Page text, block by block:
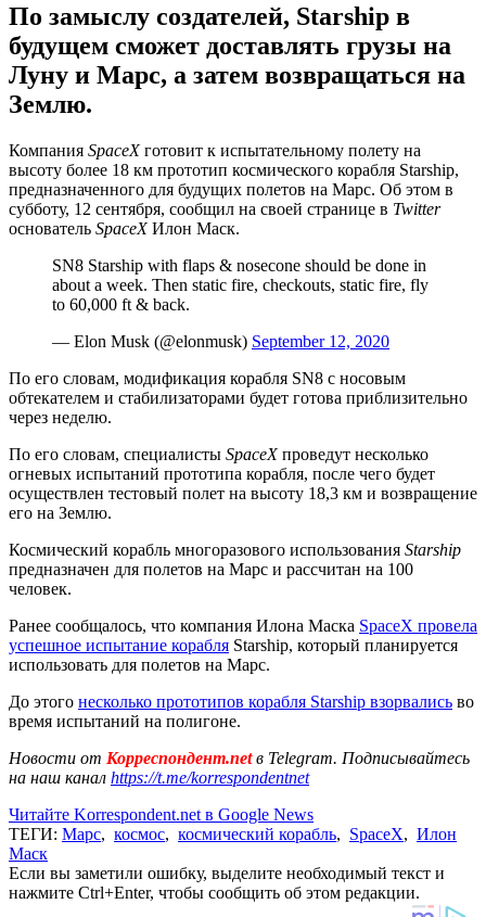
По замыслу создателей, Starship в
будущем сможет доставлять грузы на
Луну и Марс, а затем возвращаться на
Землю.
Компания SpaceXготовит к испытательному полету на
высоту более 18 км прототип космического корабля Starship,
предназначенного для будущих полетов на Марс. Об этом в
субботу, 12 сентября, сообщил на своей странице в Twitter
основатель SpaceXИлон Маск.
SN8 Starship with flaps & nosecone should be done in
about a week. Then static fire, checkouts, static fire, fly
to 60,000 ft & back.
— Elon Musk (@elonmusk) September 12, 2020
По его словам, модификация корабля SN8 с носовым
обтекателем и стабилизаторами будет готова приблизительно
через неделю.
По его словам, специалисты SpaceXпроведут несколько
огневых испытаний прототипа корабля, после чего будет
осуществлен тестовый полет на высоту 18,3 км и возвращение
его на Землю.
Космический корабль многоразового использования Starship
предназначен для полетов на Марс и рассчитан на 100
человек.
Ранее сообщалось, что компания Илона Маска SpaceX провела
успешное испытание корабля Starship, который планируется
использовать для полетов на Марс.
До этого несколько прототипов корабля Starship взорвались во
время испытаний на полигоне.
Новости от Корреспондент.netв Telegram. Подписывайтесь
на наш канал https://t.me/korrespondentnet
Читайте Korrespondent.net в Google News
ТЕГИ: Марс, космос, космический корабль, SpaceX, Илон
Маск
Если вы заметили ошибку, выделите необходимый текст и
нажмите Ctrl+Enter, чтобы сообщить об этом редакции.